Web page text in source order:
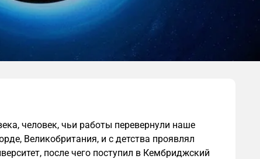
человек, чьи работы перевернули наше
Великобритания, и с детства проявлял
после чего поступил в Кембриджский